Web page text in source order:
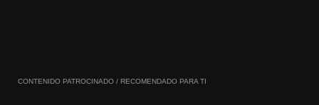
CONTENIDO PATROCINADO / RECOMENDADO PARA TI